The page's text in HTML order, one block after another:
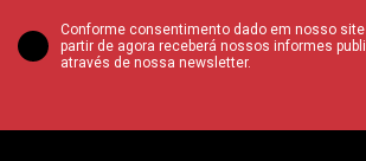
Conforme consentimento dado em nosso site
partir de agora receberá nossos informes
através de nossa newsletter.